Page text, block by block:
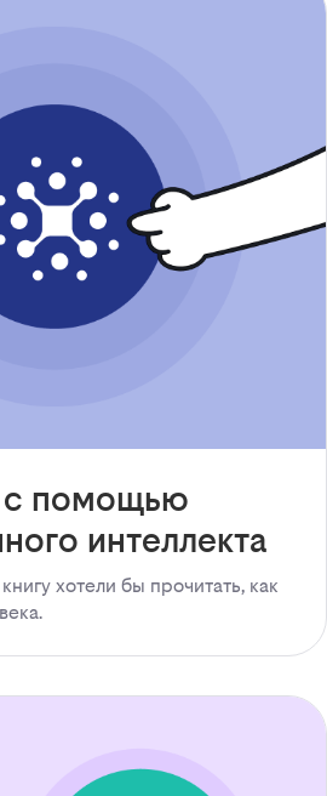
с помощью
интеллекта
хотели бы прочитать, как